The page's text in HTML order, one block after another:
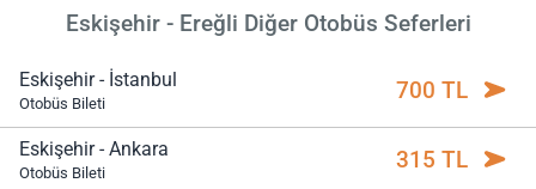
Eskişehir - Ereğli Diğer Otobüs Seferleri
Eskişehir - İstanbul
Otobüs Bileti 700 TL
Eskişehir - Ankara
Otobüs Bileti 315 TL